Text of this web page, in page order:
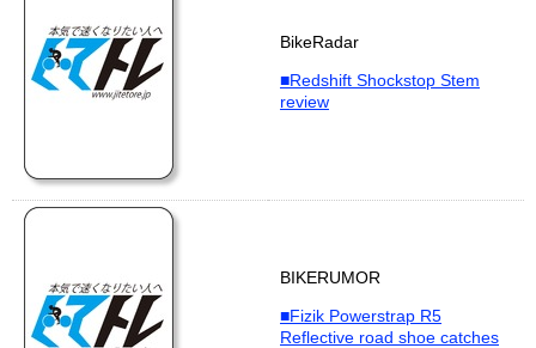
BikeRadar
■Redshift Shockstop Stem
review
BIKERUMOR
■Fizik Powerstrap R5
Reflective road shoe catches